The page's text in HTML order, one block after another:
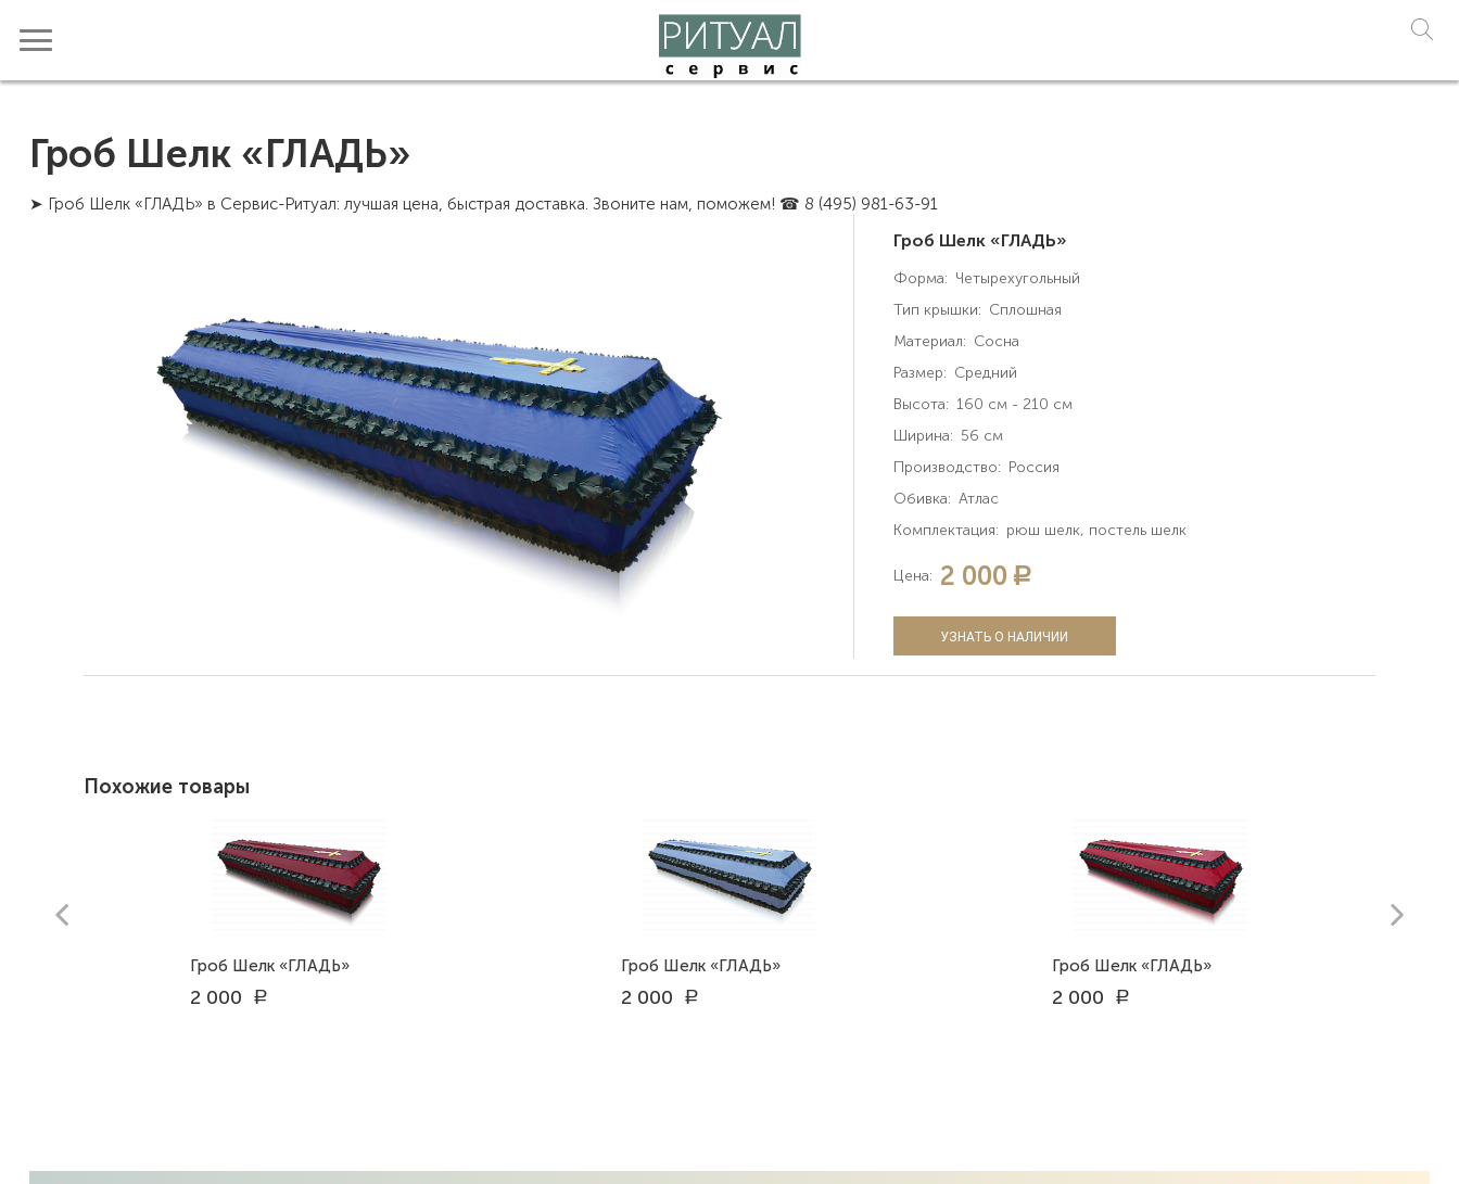
Гроб Шелк «ГЛАДЬ»
➤ Гроб Шелк «ГЛАДЬ» в Сервис-Ритуал: лучшая цена, быстрая доставка. Звоните нам, поможем! ☎ 8 (495) 981-63-91
Гроб Шелк «ГЛАДЬ»
Форма: Четырехугольный
Тип крышки: Сплошная
Материал: Сосна
Размер: Средний
Высота: 160 см - 210 см
Ширина: 56 см
Производство: Россия
Обивка: Атлас
Комплектация: рюш шелк, постель шелк
Цена: 2 000 a
УЗНАТЬ О НАЛИЧИИ
Похожие товары
Гроб Шелк «ГЛАДЬ»
2 000 a
Гроб Шелк «ГЛАДЬ»
2 000 a
Гроб Шелк «ГЛАДЬ»
2 000 a
prev next